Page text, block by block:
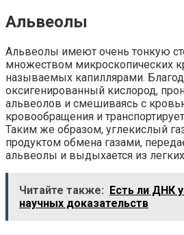
Альвеолы
Альвеолы имеют очень тонкую
множеством микроскопических
называемых капиллярами.
оксигенированный кислород,
альвеолов и смешиваясь с
кровообращения и
Таким же образом, углекислый
продуктом обмена газами,
альвеолы и выдыхается из
Читайте также: Есть ли ДНК
научных доказательств